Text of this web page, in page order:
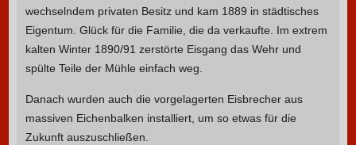
wechselndem privaten Besitz und kam 1889 in städtisches
Eigentum. Glück für die Familie, die da verkaufte. Im extrem
kalten Winter 1890/91 zerstörte Eisgang das Wehr und
spülte Teile der Mühle einfach weg.
Danach wurden auch die vorgelagerten Eisbrecher aus
massiven Eichenbalken installiert, um so etwas für die
Zukunft auszuschließen.